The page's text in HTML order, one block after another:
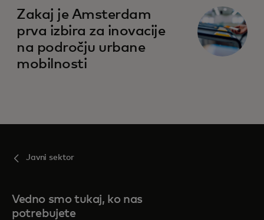
Zakaj je Amsterdam
prva izbira za inovacije
na področju urbane
mobilnosti
Javni sektor
Vedno smo tukaj, ko nas
potrebujete